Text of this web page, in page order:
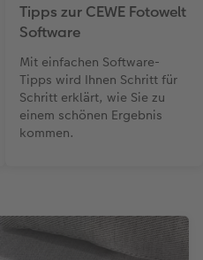
Tipps zur CEWE Fotowelt
Software
Mit einfachen Software-
Tipps wird Ihnen Schritt für
Schritt erklärt, wie Sie zu
einem schönen Ergebnis
kommen.